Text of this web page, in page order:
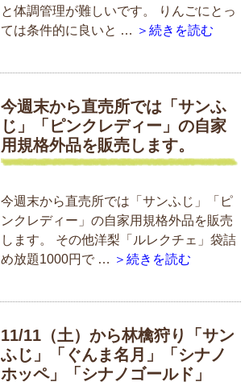
と体調管理が難しいです。 りんごにとっ
ては条件的に良いと … ＞続きを読む
今週末から直売所では「サンふ
じ」「ピンクレディー」の自家
用規格外品を販売します。
今週末から直売所では「サンふじ」「ピ
ンクレディー」の自家用規格外品を販売
します。 その他洋梨「ルレクチェ」袋詰
め放題1000円で … ＞続きを読む
11/11（土）から林檎狩り「サン
ふじ」「ぐんま名月」「シナノ
ホッペ」「シナノゴールド」